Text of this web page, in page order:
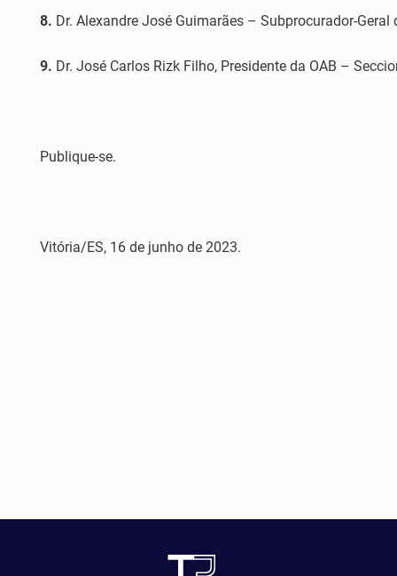
8. Dr. Alexandre José Guimarães – Subprocurador-Geral
9. Dr. José Carlos Rizk Filho, Presidente da OAB –
Publique-se.
Vitória/ES, 16 de junho de 2023.